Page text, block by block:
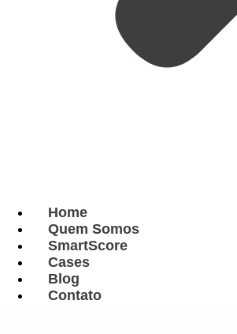
Home
Quem Somos
SmartScore
Cases
Blog
Contato